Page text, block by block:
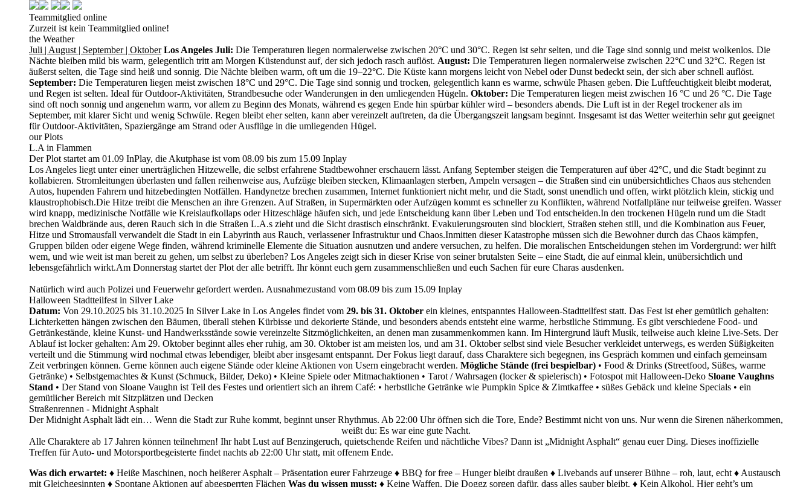
Teammitglied online
Zurzeit ist kein Teammitglied online!
the Weather
Juli | August | September | Oktober Los Angeles Juli: Die Temperaturen liegen normalerweise zwischen 20°C und 30°C. Regen ist sehr selten, und die Tage sind sonnig und meist wolkenlos. Die
Nächte bleiben mild bis warm, gelegentlich tritt am Morgen Küstendunst auf, der sich jedoch rasch auflöst. August: Die Temperaturen liegen normalerweise zwischen 22°C und 32°C. Regen ist
äußerst selten, die Tage sind heiß und sonnig. Die Nächte bleiben warm, oft um die 19–22°C. Die Küste kann morgens leicht von Nebel oder Dunst bedeckt sein, der sich aber schnell auflöst.
September: Die Temperaturen liegen meist zwischen 18°C und 29°C. Die Tage sind sonnig und trocken, gelegentlich kann es warme, schwüle Phasen geben. Die Luftfeuchtigkeit bleibt moderat,
und Regen ist selten. Ideal für Outdoor-Aktivitäten, Strandbesuche oder Wanderungen in den umliegenden Hügeln. Oktober: Die Temperaturen liegen meist zwischen 16 °C und 26 °C. Die Tage
sind oft noch sonnig und angenehm warm, vor allem zu Beginn des Monats, während es gegen Ende hin spürbar kühler wird – besonders abends. Die Luft ist in der Regel trockener als im
September, mit klarer Sicht und wenig Schwüle. Regen bleibt eher selten, kann aber vereinzelt auftreten, da die Übergangszeit langsam beginnt. Insgesamt ist das Wetter weiterhin sehr gut geeignet
für Outdoor-Aktivitäten, Spaziergänge am Strand oder Ausflüge in die umliegenden Hügel.
our Plots
L.A in Flammen
Der Plot startet am 01.09 InPlay, die Akutphase ist vom 08.09 bis zum 15.09 Inplay
Los Angeles liegt unter einer unerträglichen Hitzewelle, die selbst erfahrene Stadtbewohner erschauern lässt. Anfang September steigen die Temperaturen auf über 42°C, und die Stadt beginnt zu
kollabieren. Stromleitungen überlasten und fallen reihenweise aus, Aufzüge bleiben stecken, Klimaanlagen sterben, Ampeln versagen – die Straßen sind ein unübersichtliches Chaos aus stehenden
Autos, hupenden Fahrern und hitzebedingten Notfällen. Handynetze brechen zusammen, Internet funktioniert nicht mehr, und die Stadt, sonst unendlich und offen, wirkt plötzlich klein, stickig und
klaustrophobisch.Die Hitze treibt die Menschen an ihre Grenzen. Auf Straßen, in Supermärkten oder Aufzügen kommt es schneller zu Konflikten, während Notfallpläne nur teilweise greifen. Wasser
wird knapp, medizinische Notfälle wie Kreislaufkollaps oder Hitzeschläge häufen sich, und jede Entscheidung kann über Leben und Tod entscheiden.In den trockenen Hügeln rund um die Stadt
brechen Waldbrände aus, deren Rauch sich in die Straßen L.A.s zieht und die Sicht drastisch einschränkt. Evakuierungsrouten sind blockiert, Straßen stehen still, und die Kombination aus Feuer,
Hitze und Stromausfall verwandelt die Stadt in ein Labyrinth aus Rauch, verlassener Infrastruktur und Chaos.Inmitten dieser Katastrophe müssen sich die Bewohner durch das Chaos kämpfen,
Gruppen bilden oder eigene Wege finden, während kriminelle Elemente die Situation ausnutzen und andere versuchen, zu helfen. Die moralischen Entscheidungen stehen im Vordergrund: wer hilft
wem, und wie weit ist man bereit zu gehen, um selbst zu überleben? Los Angeles zeigt sich in dieser Krise von seiner brutalsten Seite – eine Stadt, die auf einmal klein, unübersichtlich und
lebensgefährlich wirkt.Am Donnerstag startet der Plot der alle betrifft. Ihr könnt euch gern zusammenschließen und euch Sachen für eure Charas ausdenken.
Natürlich wird auch Polizei und Feuerwehr gefordert werden. Ausnahmezustand vom 08.09 bis zum 15.09 Inplay
Halloween Stadtteilfest in Silver Lake
Datum: Von 29.10.2025 bis 31.10.2025 In Silver Lake in Los Angeles findet vom 29. bis 31. Oktober ein kleines, entspanntes Halloween-Stadtteilfest statt. Das Fest ist eher gemütlich gehalten:
Lichterketten hängen zwischen den Bäumen, überall stehen Kürbisse und dekorierte Stände, und besonders abends entsteht eine warme, herbstliche Stimmung. Es gibt verschiedene Food- und
Getränkestände, kleine Kunst- und Handwerksstände sowie vereinzelte Sitzmöglichkeiten, an denen man zusammenkommen kann. Im Hintergrund läuft Musik, teilweise auch kleine Live-Sets. Der
Ablauf ist locker gehalten: Am 29. Oktober beginnt alles eher ruhig, am 30. Oktober ist am meisten los, und am 31. Oktober selbst sind viele Besucher verkleidet unterwegs, es werden Süßigkeiten
verteilt und die Stimmung wird nochmal etwas lebendiger, bleibt aber insgesamt entspannt. Der Fokus liegt darauf, dass Charaktere sich begegnen, ins Gespräch kommen und einfach gemeinsam
Zeit verbringen können. Gerne können auch eigene Stände oder kleine Aktionen von Usern eingebracht werden. Mögliche Stände (frei bespielbar) • Food & Drinks (Streetfood, Süßes, warme
Getränke) • Selbstgemachtes & Kunst (Schmuck, Bilder, Deko) • Kleine Spiele oder Mitmachaktionen • Tarot / Wahrsagen (locker & spielerisch) • Fotospot mit Halloween-Deko Sloane Vaughns
Stand • Der Stand von Sloane Vaughn ist Teil des Festes und orientiert sich an ihrem Café: • herbstliche Getränke wie Pumpkin Spice & Zimtkaffee • süßes Gebäck und kleine Specials • ein
gemütlicher Bereich mit Sitzplätzen und Decken
Straßenrennen - Midnight Asphalt
Der Midnight Asphalt lädt ein… Wenn die Stadt zur Ruhe kommt, beginnt unser Rhythmus. Ab 22:00 Uhr öffnen sich die Tore, Ende? Bestimmt nicht von uns. Nur wenn die Sirenen näherkommen,
weißt du: Es war eine gute Nacht.
Alle Charaktere ab 17 Jahren können teilnehmen! Ihr habt Lust auf Benzingeruch, quietschende Reifen und nächtliche Vibes? Dann ist „Midnight Asphalt“ genau euer Ding. Dieses inoffizielle
Treffen für Auto- und Motorsportbegeisterte findet nachts ab 22:00 Uhr statt, mit offenem Ende.
Was dich erwartet: ♦ Heiße Maschinen, noch heißerer Asphalt – Präsentation eurer Fahrzeuge ♦ BBQ for free – Hunger bleibt draußen ♦ Livebands auf unserer Bühne – roh, laut, echt ♦ Austausch
mit Gleichgesinnten ♦ Spontane Aktionen auf abgesperrten Flächen Was du wissen musst: ♦ Keine Waffen. Die Doggz sorgen dafür, dass alles sauber bleibt. ♦ Kein Alkohol. Hier geht’s um